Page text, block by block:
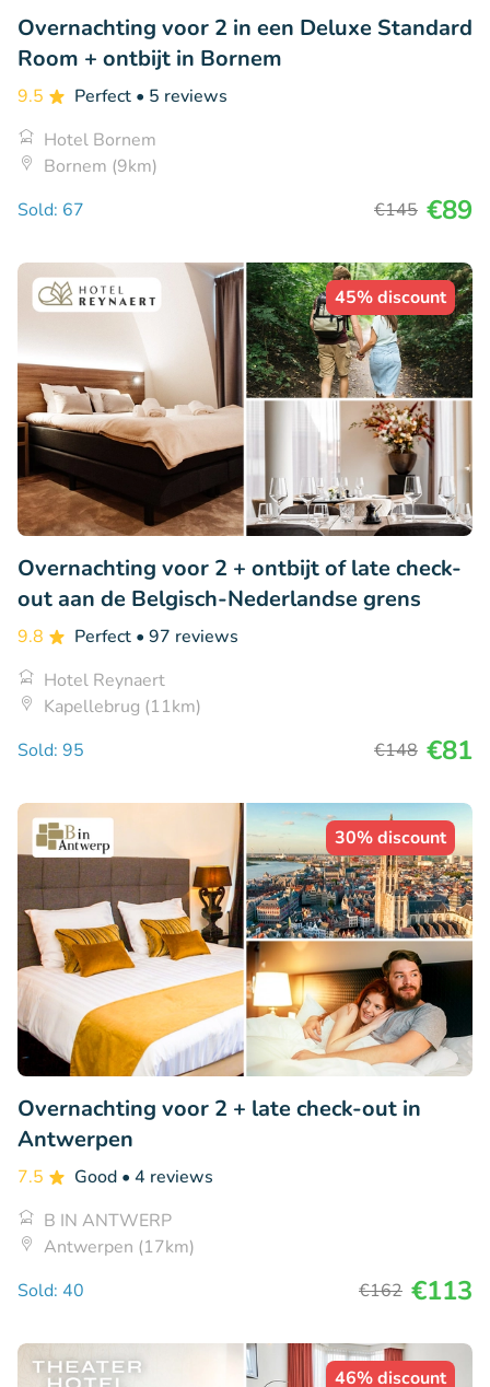
Overnachting voor 2 in een Deluxe Standard
Room + ontbijt in Bornem
9.5 Perfect • 5 reviews
Hotel Bornem
Bornem (9km)
Sold: 67
€145 €89
45% discount
Overnachting voor 2 + ontbijt of late check-
out aan de Belgisch-Nederlandse grens
9.8 Perfect • 97 reviews
Hotel Reynaert
Kapellebrug (11km)
Sold: 95
€148 €81
30% discount
Overnachting voor 2 + late check-out in
Antwerpen
7.5 Good • 4 reviews
B IN ANTWERP
Antwerpen (17km)
Sold: 40
€162 €113
46% discount